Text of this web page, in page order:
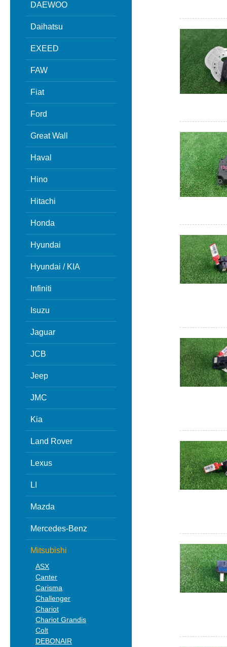
DAEWOO
Daihatsu
EXEED
FAW
Fiat
Ford
Great Wall
Haval
Hino
Hitachi
Honda
Hyundai
Hyundai / KIA
Infiniti
Isuzu
Jaguar
JCB
Jeep
JMC
Kia
Land Rover
Lexus
LI
Mazda
Mercedes-Benz
Mitsubishi
ASX
Canter
Carisma
Challenger
Chariot
Chariot Grandis
Colt
DEBONAIR